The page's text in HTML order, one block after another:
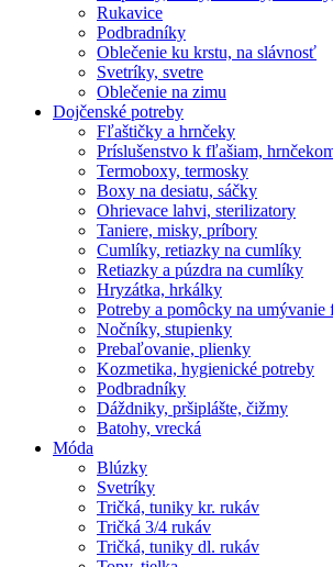
Rukavice
Podbradníky
Oblečenie ku krstu, na slávnosť
Svetríky, svetre
Oblečenie na zimu
Dojčenské potreby
Fľaštičky a hrnčeky
Príslušenstvo k fľašiam,
Termoboxy, termosky
Boxy na desiatu, sáčky
Ohrievace lahvi, sterilizatory
Taniere, misky, príbory
Cumlíky, retiazky na cumlíky
Retiazky a púzdra na cumlíky
Hryzátka, hrkálky
Potreby a pomôcky na umývanie
Nočníky, stupienky
Prebaľovanie, plienky
Kozmetika, hygienické potreby
Podbradníky
Dáždniky, pršiplášte, čižmy
Batohy, vrecká
Móda
Blúzky
Svetríky
Tričká, tuniky kr. rukáv
Tričká 3/4 rukáv
Tričká, tuniky dl. rukáv